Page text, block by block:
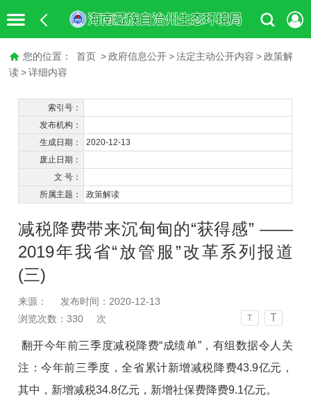
您的位置： 首页 > 政府信息公开 > 法定主动公开内容 > 政策解
读 > 详细内容
索引号：
发布机构：
生成日期：
2020-12-13
废止日期：
文 号：
所属主题：
政策解读
减税降费带来沉甸甸的“获得感” ——
2019年我省“放管服”改革系列报道
(三)
来源：
发布时间：2020-12-13
浏览次数：330 次 T T
翻开今年前三季度减税降费“成绩单”，有组数据令人关
注：今年前三季度，全省累计新增减税降费43.9亿元，
其中，新增减税34.8亿元，新增社保费降费9.1亿元。